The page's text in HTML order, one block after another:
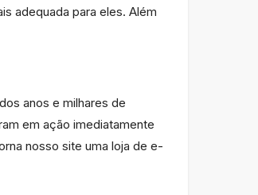
adequada para eles. Além
anos e milhares de
em ação imediatamente
nosso site uma loja de e-